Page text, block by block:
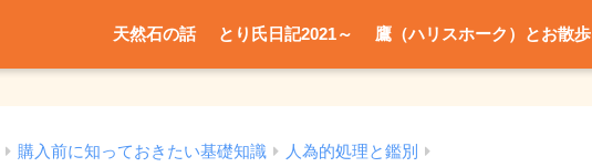
天然石の話 とり氏日記2021～ 鷹（ハリスホーク）とお散歩
購入前に知っておきたい基礎知識 人為的処理と鑑別